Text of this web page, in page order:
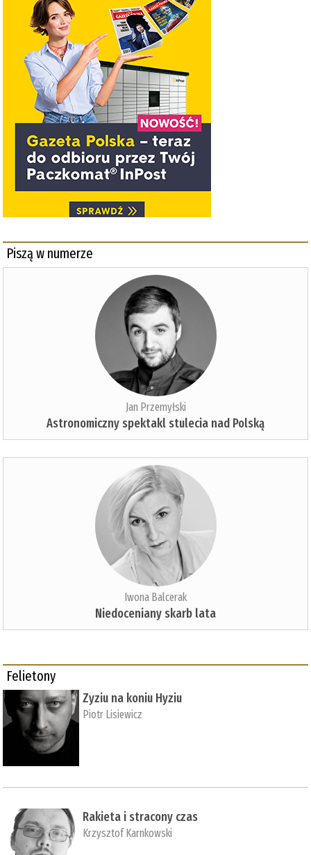
Piszą w numerze
Jan Przemyłski
Astronomiczny spektakl stulecia nad Polską
Iwona Balcerak
Niedoceniany skarb lata
Felietony
Zyziu na koniu Hyziu
Piotr Lisiewicz
Rakieta i stracony czas
Krzysztof Karnkowski